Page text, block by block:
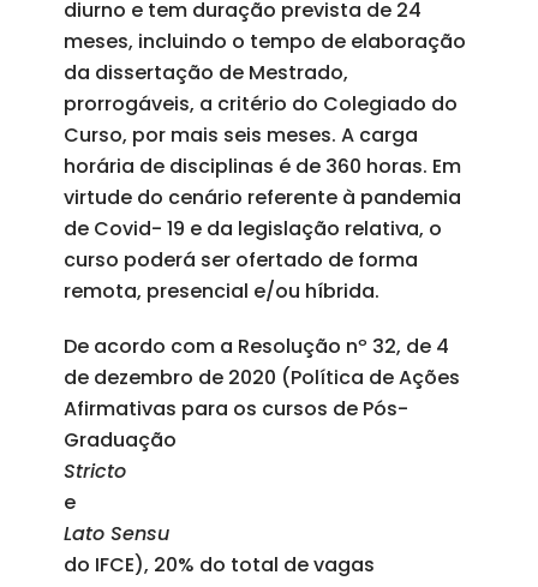
diurno e tem duração prevista de 24
meses, incluindo o tempo de elaboração
da dissertação de Mestrado,
prorrogáveis, a critério do Colegiado do
Curso, por mais seis meses. A carga
horária de disciplinas é de 360 horas. Em
virtude do cenário referente à pandemia
de Covid- 19 e da legislação relativa, o
curso poderá ser ofertado de forma
remota, presencial e/ou híbrida.
De acordo com a Resolução nº 32, de 4
de dezembro de 2020 (Política de Ações
Afirmativas para os cursos de Pós-
Graduação
Stricto
e
Lato Sensu
do IFCE), 20% do total de vagas